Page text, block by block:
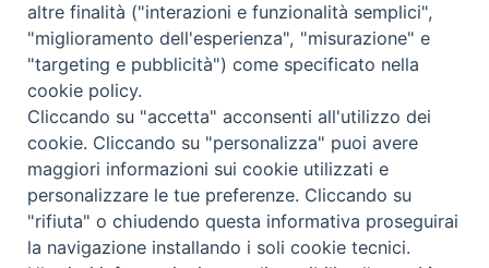
Copyright © 2019 - Tutti i diritti riservati - Vita
Trentina Editrice
Privacy Policy
Torna
altre finalità ("interazioni e funzionalità semplici",
"miglioramento dell'esperienza", "misurazione" e
"targeting e pubblicità") come specificato nella
cookie policy.
Cliccando su "accetta" acconsenti all'utilizzo dei
cookie. Cliccando su "personalizza" puoi avere
maggiori informazioni sui cookie utilizzati e
personalizzare le tue preferenze. Cliccando su
"rifiuta" o chiudendo questa informativa proseguirai
la navigazione installando i soli cookie tecnici.